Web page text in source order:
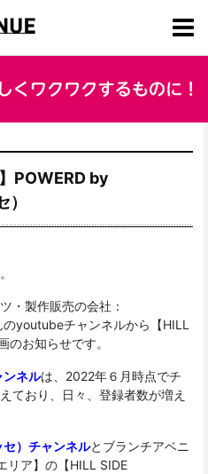
POWERD by
・製作販売の会社：
のyoutubeチャンネルから【HILL
のお知らせです。
ンネルは、2022年６月時点でチ
ており、日々、登録者数が増え
）チャンネルとブランチアベニ
リア】の【HILL SIDE